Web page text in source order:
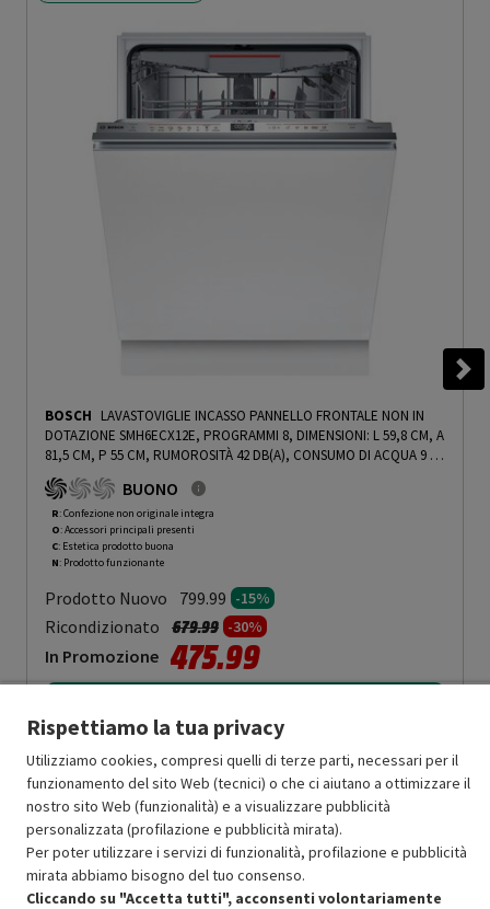
BOSCH LAVASTOVIGLIE INCASSO PANNELLO FRONTALE NON IN
DOTAZIONE SMH6ECX12E, PROGRAMMI 8, DIMENSIONI: L 59,8 CM, A
81,5 CM, P 55 CM, RUMOROSITÀ 42 DB(A), CONSUMO DI ACQUA 9 L,
CLASSE A - PRMG GRADING ROCN - 15%
15%
BUONO
R: Confezione non originale integra
O: Accessori principali presenti
C: Estetica prodotto buona
N: Prodotto funzionante
Prodotto Nuovo 799.99 -15%
Ricondizionato Prezzo ridotto da
679.99a-30%
In Promozione 475.99
SCONTO RICONDIZIONATI
Approfitta dello sconto del 30% sul prodotto ricondizionato.
Rispettiamo la tua privacy
Utilizziamo cookies, compresi quelli di terze parti, necessari per il
funzionamento del sito Web (tecnici) o che ci aiutano a ottimizzare il
nostro sito Web (funzionalità) e a visualizzare pubblicità
personalizzata (profilazione e pubblicità mirata).
Per poter utilizzare i servizi di funzionalità, profilazione e pubblicità
mirata abbiamo bisogno del tuo consenso.
Cliccando su "Accetta tutti", acconsenti volontariamente